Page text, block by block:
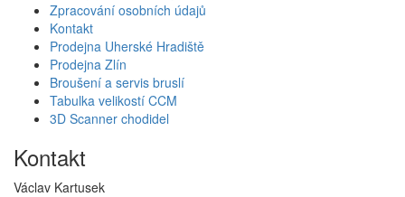
Zpracování osobních údajů
Kontakt
Prodejna Uherské Hradiště
Prodejna Zlín
Broušení a servis bruslí
Tabulka velikostí CCM
3D Scanner chodidel
Kontakt
Václav Kartusek